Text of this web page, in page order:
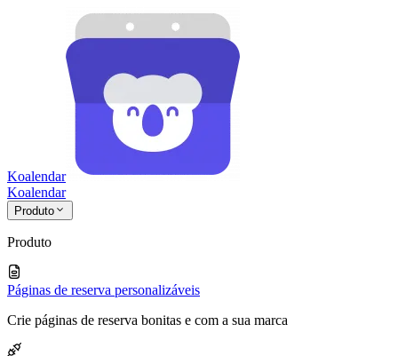
Koalendar
Koalendar
Produto
Produto
Páginas de reserva personalizáveis
Crie páginas de reserva bonitas e com a sua marca